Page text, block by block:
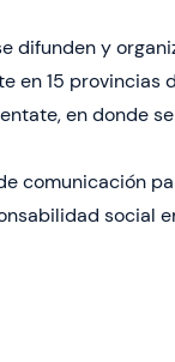
difunden y
en 15 provincias
en donde
comunicación
social